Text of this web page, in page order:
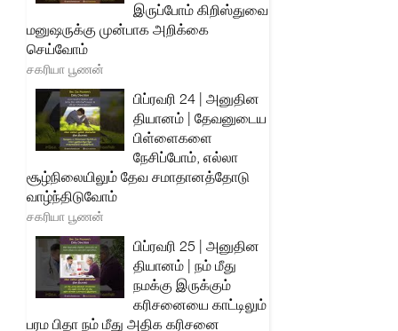
இருப்போம் கிறிஸ்துவை
மனுஷருக்கு முன்பாக அறிக்கை
செய்வோம்
சகரியா பூணன்
பிப்ரவரி 24 | அனுதின
தியானம் | தேவனுடைய
பிள்ளைகளை
நேசிப்போம், எல்லா
சூழ்நிலையிலும் தேவ சமாதானத்தோடு
வாழ்ந்திடுவோம்
சகரியா பூணன்
பிப்ரவரி 25 | அனுதின
தியானம் | நம் மீது
நமக்கு இருக்கும்
கரிசனையை காட்டிலும்
பரம பிதா நம் மீது அதிக கரிசனை